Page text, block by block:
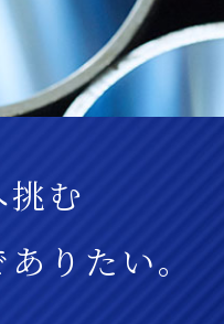
む
りたい。